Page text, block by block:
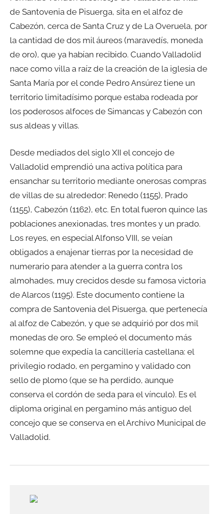
de Santovenia de Pisuerga, sita en el alfoz de
Cabezón, cerca de Santa Cruz y de La Overuela, por
la cantidad de dos mil áureos (maravedís, moneda
de oro), que ya habían recibido. Cuando Valladolid
nace como villa a raíz de la creación de la iglesia de
Santa María por el conde Pedro Ansúrez tiene un
territorio limitadísimo porque estaba rodeada por
los poderosos alfoces de Simancas y Cabezón con
sus aldeas y villas.
Desde mediados del siglo XII el concejo de
Valladolid emprendió una activa política para
ensanchar su territorio mediante onerosas compras
de villas de su alrededor: Renedo (1155), Prado
(1155), Cabezón (1162), etc. En total fueron quince las
poblaciones anexionadas, tres montes y un prado.
Los reyes, en especial Alfonso VIII, se veían
obligados a enajenar tierras por la necesidad de
numerario para atender a la guerra contra los
almohades, muy crecidos desde su famosa victoria
de Alarcos (1195). Este documento contiene la
compra de Santovenia del Pisuerga, que pertenecía
al alfoz de Cabezón, y que se adquirió por dos mil
monedas de oro. Se empleó el documento más
solemne que expedía la cancillería castellana: el
privilegio rodado, en pergamino y validado con
sello de plomo (que se ha perdido, aunque
conserva el cordón de seda para el vínculo). Es el
diploma original en pergamino más antiguo del
concejo que se conserva en el Archivo Municipal de
Valladolid.